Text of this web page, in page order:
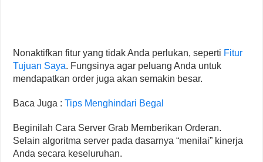
Nonaktifkan fitur yang tidak Anda perlukan, seperti Fitur
Tujuan Saya. Fungsinya agar peluang Anda untuk
mendapatkan order juga akan semakin besar.
Baca Juga :Tips Menghindari Begal
Beginilah Cara Server Grab Memberikan Orderan.
Selain algoritma server pada dasarnya “menilai” kinerja
Anda secara keseluruhan.